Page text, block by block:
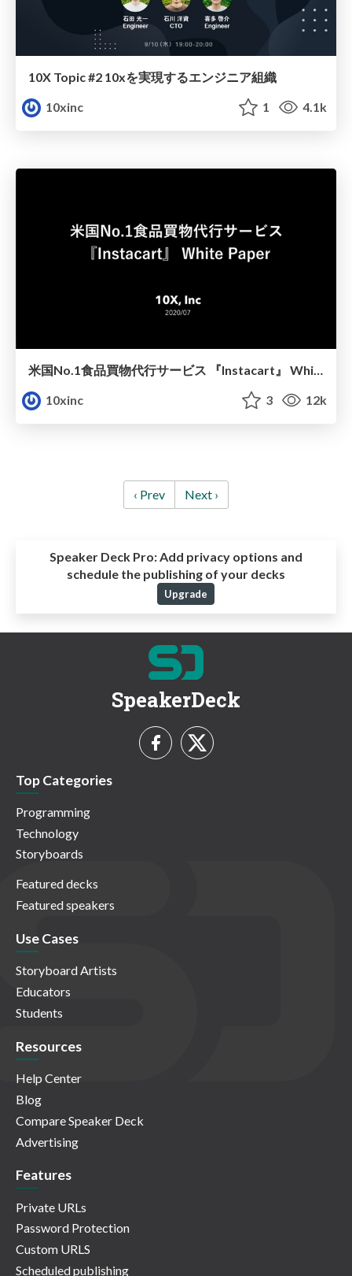
10X Topic #2 10xを実現するエンジニア組織
10xinc
1 4.1k
米国No.1食品買物代行サービス 『Instacart』 White Paper by 10X
10xinc
3 12k
‹ Prev Next ›
Speaker Deck Pro:Add privacy options and
schedule the publishing of your decks
Upgrade
SpeakerDeck
Top Categories
Programming
Technology
Storyboards
Featured decks
Featured speakers
Use Cases
Storyboard Artists
Educators
Students
Resources
Help Center
Blog
Compare Speaker Deck
Advertising
Features
Private URLs
Password Protection
Custom URLS
Scheduled publishing